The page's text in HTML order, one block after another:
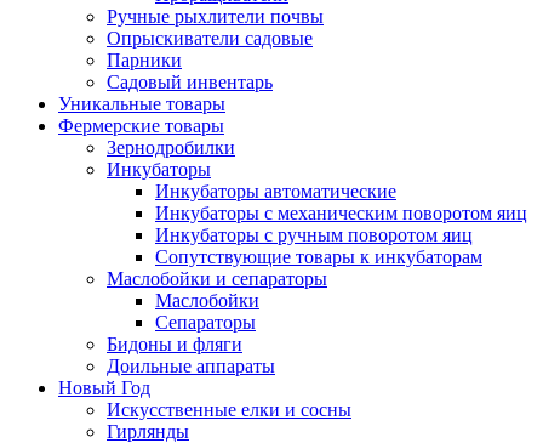
Ручные рыхлители почвы
Опрыскиватели садовые
Парники
Садовый инвентарь
Уникальные товары
Фермерские товары
Зернодробилки
Инкубаторы
Инкубаторы автоматические
Инкубаторы с механическим поворотом яиц
Инкубаторы с ручным поворотом яиц
Сопутствующие товары к инкубаторам
Маслобойки и сепараторы
Маслобойки
Сепараторы
Бидоны и фляги
Доильные аппараты
Новый Год
Искусственные елки и сосны
Гирлянды